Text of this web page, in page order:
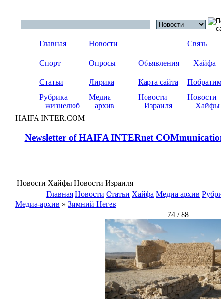
Главная Новости Связь
Спорт Опросы Объявления Хайфа
Статьи Лирика Карта сайта
Рубрика
жизнелюб
Медиа
архив
Новости
Израиля
Новости
Хайфы
HAIFA INTER.COM
Newsletter of HAIFA INTERnet
Новости Хайфы Новости Израиля
Главная Новости Статьи Хайфа Медиа архив
Медиа-архив » Зимний Негев
74 / 88